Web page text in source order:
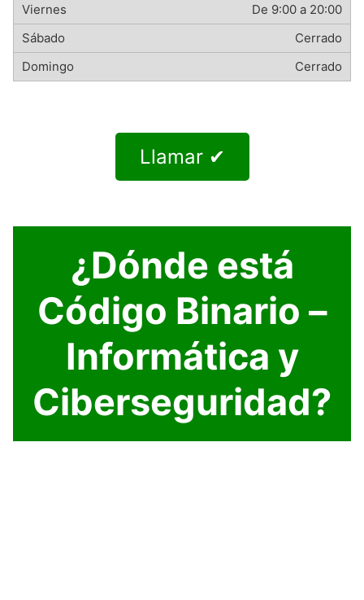
De 9:00 a 20:00
Cerrado
Cerrado
Llamar ✔
¿Dónde está
Código Binario –
Informática y
Ciberseguridad?